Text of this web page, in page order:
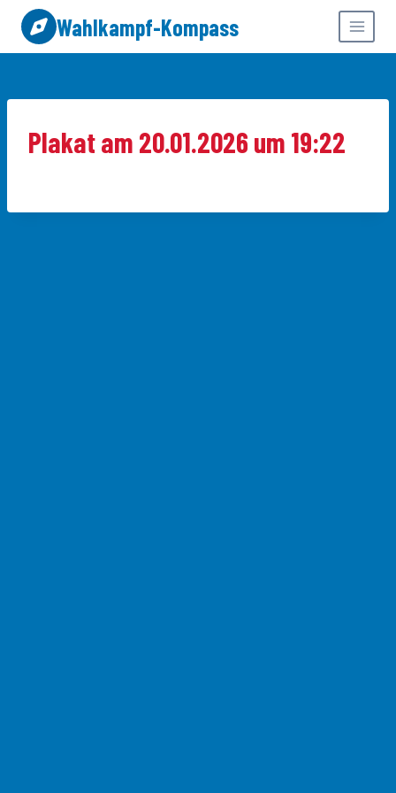
Zum
Inhalt
springen
Wahlkampf-Kompass
Plakat am 20.01.2026 um 19:22